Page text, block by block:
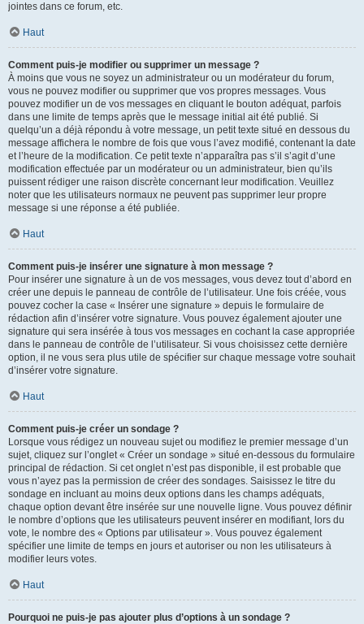
jointes dans ce forum, etc.
Haut
Comment puis-je modifier ou supprimer un message ?
À moins que vous ne soyez un administrateur ou un modérateur du forum,
vous ne pouvez modifier ou supprimer que vos propres messages. Vous
pouvez modifier un de vos messages en cliquant le bouton adéquat, parfois
dans une limite de temps après que le message initial ait été publié. Si
quelqu’un a déjà répondu à votre message, un petit texte situé en dessous du
message affichera le nombre de fois que vous l’avez modifié, contenant la date
et l’heure de la modification. Ce petit texte n’apparaîtra pas s’il s’agit d’une
modification effectuée par un modérateur ou un administrateur, bien qu’ils
puissent rédiger une raison discrète concernant leur modification. Veuillez
noter que les utilisateurs normaux ne peuvent pas supprimer leur propre
message si une réponse a été publiée.
Haut
Comment puis-je insérer une signature à mon message ?
Pour insérer une signature à un de vos messages, vous devez tout d’abord en
créer une depuis le panneau de contrôle de l’utilisateur. Une fois créée, vous
pouvez cocher la case « Insérer une signature » depuis le formulaire de
rédaction afin d’insérer votre signature. Vous pouvez également ajouter une
signature qui sera insérée à tous vos messages en cochant la case appropriée
dans le panneau de contrôle de l’utilisateur. Si vous choisissez cette dernière
option, il ne vous sera plus utile de spécifier sur chaque message votre souhait
d’insérer votre signature.
Haut
Comment puis-je créer un sondage ?
Lorsque vous rédigez un nouveau sujet ou modifiez le premier message d’un
sujet, cliquez sur l’onglet « Créer un sondage » situé en-dessous du formulaire
principal de rédaction. Si cet onglet n’est pas disponible, il est probable que
vous n’ayez pas la permission de créer des sondages. Saisissez le titre du
sondage en incluant au moins deux options dans les champs adéquats,
chaque option devant être insérée sur une nouvelle ligne. Vous pouvez définir
le nombre d’options que les utilisateurs peuvent insérer en modifiant, lors du
vote, le nombre des « Options par utilisateur ». Vous pouvez également
spécifier une limite de temps en jours et autoriser ou non les utilisateurs à
modifier leurs votes.
Haut
Pourquoi ne puis-je pas ajouter plus d’options à un sondage ?